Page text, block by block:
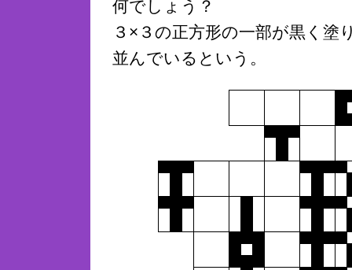
何でしょう？
３×３の正方形の一部が黒く塗
並んでいるという。